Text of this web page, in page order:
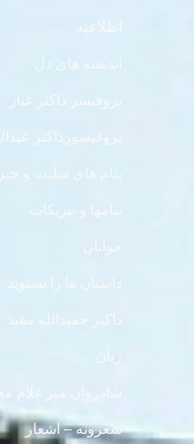
اطلاعیه
اندیشه های دل
پروفیسر داکتر غبار
پروفیسورداکتر
پیام های سلیت و
پیامها و تبریکات
جوانان
داستان ها را بشنوید
داکتر حمیدالله مفید
زنان
شادروان میر غلام
شعرونه – اشعار